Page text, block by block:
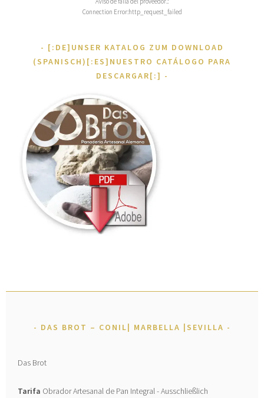
Connection Error:http_request_failed
[:DE]UNSER KATALOG ZUM DOWNLOAD
(SPANISCH)[:ES]NUESTRO CATÁLOGO PARA
DESCARGAR[:]
DAS BROT – CONIL| MARBELLA |SEVILLA
Das Brot
Tarifa Obrador Artesanal de Pan Integral - Ausschließlich